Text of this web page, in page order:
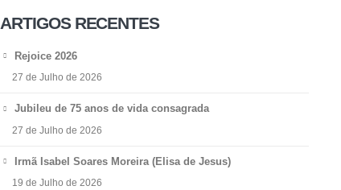
ARTIGOS RECENTES
Rejoice 2026
27 de Julho de 2026
Jubileu de 75 anos de vida consagrada
27 de Julho de 2026
Irmã Isabel Soares Moreira (Elisa de Jesus)
19 de Julho de 2026